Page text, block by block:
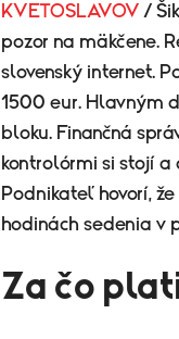
KVETOSLAVOV /
pozor na mäkčene.
slovenský internet.
1500 eur. Hlavným
bloku. Finančná
kontrolórmi si stojí a
Podnikateľ hovorí,
hodinách sedenia v
Za čo